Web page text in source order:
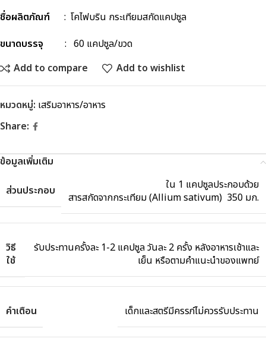
ชื่อผลิตภัณฑ์
: โคไฟบริน กระเทียมสกัดแคปซูล
ขนาดบรรจุ : 60 แคปซูล/ขวด
Add to compare
Add to wishlist
หมวดหมู่: เสริมอาหาร/อาหาร
Share:
ข้อมูลเพิ่มเติม
ส่วนประกอบ
ใน 1 แคปซูลประกอบด้วย
สารสกัดจากกระเทียม (Allium sativum) 350 มก.
วิธี
ใช้
รับประทานครั้งละ 1-2 แคปซูล วันละ 2 ครั้ง หลังอาหารเช้าและ
เย็น หรือตามคำแนะนำของแพทย์
คำเตือน เด็กและสตรีมีครรภ์ไม่ควรรับประทาน